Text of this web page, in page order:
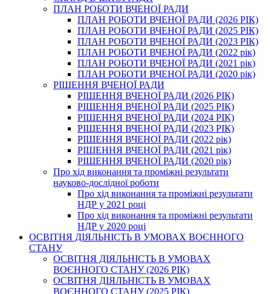
ПЛАН РОБОТИ ВЧЕНОЇ РАДИ
ПЛАН РОБОТИ ВЧЕНОЇ РАДИ (2026 РІК)
ПЛАН РОБОТИ ВЧЕНОЇ РАДИ (2025 РІК)
ПЛАН РОБОТИ ВЧЕНОЇ РАДИ (2023 РІК)
ПЛАН РОБОТИ ВЧЕНОЇ РАДИ (2022 рік)
ПЛАН РОБОТИ ВЧЕНОЇ РАДИ (2021 рік)
ПЛАН РОБОТИ ВЧЕНОЇ РАДИ (2020 рік)
РІШЕННЯ ВЧЕНОЇ РАДИ
РІШЕННЯ ВЧЕНОЇ РАДИ (2026 РІК)
РІШЕННЯ ВЧЕНОЇ РАДИ (2025 РІК)
РІШЕННЯ ВЧЕНОЇ РАДИ (2024 РІК)
РІШЕННЯ ВЧЕНОЇ РАДИ (2023 РІК)
РІШЕННЯ ВЧЕНОЇ РАДИ (2022 рік)
РІШЕННЯ ВЧЕНОЇ РАДИ (2021 рік)
РІШЕННЯ ВЧЕНОЇ РАДИ (2020 рік)
Про хід виконання та проміжні результати
науково-дослідної роботи
Про хід виконання та проміжні результати
НДР у 2021 році
Про хід виконання та проміжні результати
НДР у 2020 році
ОСВІТНЯ ДІЯЛЬНІСТЬ В УМОВАХ ВОЄННОГО
СТАНУ
ОСВІТНЯ ДІЯЛЬНІСТЬ В УМОВАХ
ВОЄННОГО СТАНУ (2026 РІК)
ОСВІТНЯ ДІЯЛЬНІСТЬ В УМОВАХ
ВОЄННОГО СТАНУ (2025 РІК)